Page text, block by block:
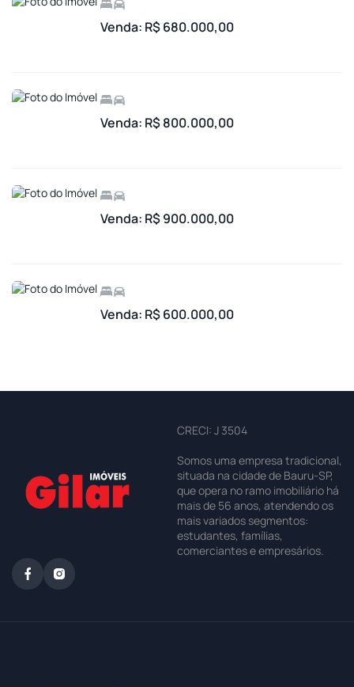
Venda: R$ 680.000,00
Venda: R$ 800.000,00
Venda: R$ 900.000,00
Venda: R$ 600.000,00
CRECI: J 3504
Somos uma empresa tradicional,
situada na cidade de Bauru-SP,
que opera no ramo imobiliário há
mais de 56 anos, atendendo os
mais variados segmentos:
estudantes, famílias,
comerciantes e empresários.